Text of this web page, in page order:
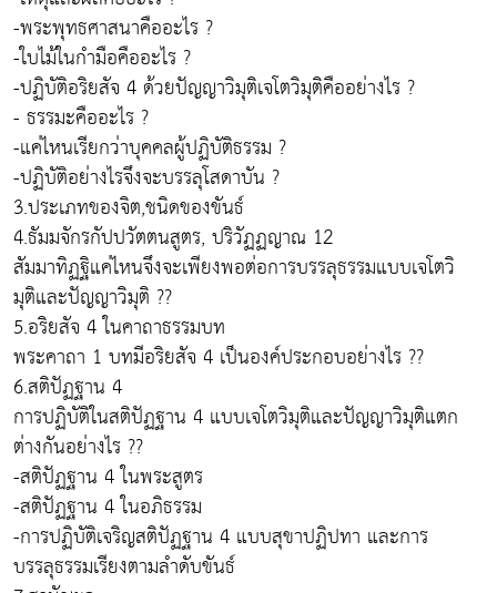
-พระพุทธศาสนาคืออะไร ?
-ใบไม้ในกำมือคืออะไร ?
-ปฏิบัติอริยสัจ 4 ด้วยปัญญาวิมุติเจโตวิมุติคืออย่างไร ?
- ธรรมะคืออะไร ?
-แค่ไหนเรียกว่าบุคคลผู้ปฏิบัติธรรม ?
-ปฏิบัติอย่างไรจึงจะบรรลุโสดาบัน ?
3.ประเภทของจิต,ชนิดของขันธ์
4.ธัมมจักรกัปปวัตตนสูตร, ปริวัฏฏญาณ 12
สัมมาทิฏฐิแค่ไหนจึงจะเพียงพอต่อการบรรลุธรรมแบบเจโตวิ
มุติและปัญญาวิมุติ ??
5.อริยสัจ 4 ในคาถาธรรมบท
พระคาถา 1 บทมีอริยสัจ 4 เป็นองค์ประกอบอย่างไร ??
6.สติปัฏฐาน 4
การปฏิบัติในสติปัฏฐาน 4 แบบเจโตวิมุติและปัญญาวิมุติแตก
ต่างกันอย่างไร ??
-สติปัฏฐาน 4 ในพระสูตร
-สติปัฏฐาน 4 ในอภิธรรม
-การปฏิบัติเจริญสติปัฏฐาน 4 แบบสุขาปฏิปทา และการ
บรรลุธรรมเรียงตามลำดับขันธ์